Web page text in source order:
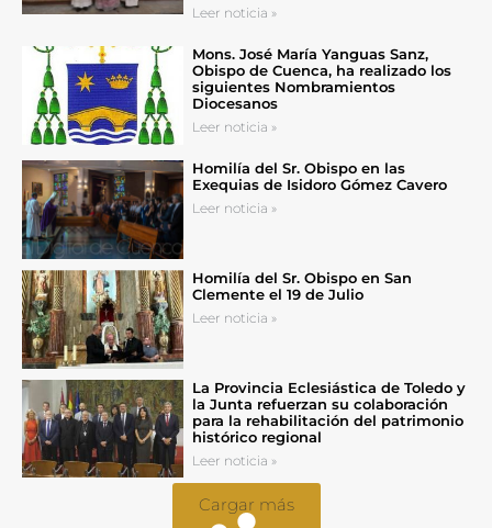
Leer noticia »
Mons. José María Yanguas Sanz,
Obispo de Cuenca, ha realizado los
siguientes Nombramientos
Diocesanos
Leer noticia »
Homilía del Sr. Obispo en las
Exequias de Isidoro Gómez Cavero
Leer noticia »
Homilía del Sr. Obispo en San
Clemente el 19 de Julio
Leer noticia »
La Provincia Eclesiástica de Toledo y
la Junta refuerzan su colaboración
para la rehabilitación del patrimonio
histórico regional
Leer noticia »
Cargar más